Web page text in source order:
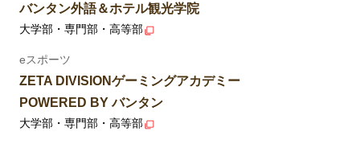
バンタン外語＆ホテル観光学院
大学部・専門部・高等部
eスポーツ
ZETA DIVISIONゲーミングアカデミー
POWERED BY バンタン
大学部・専門部・高等部